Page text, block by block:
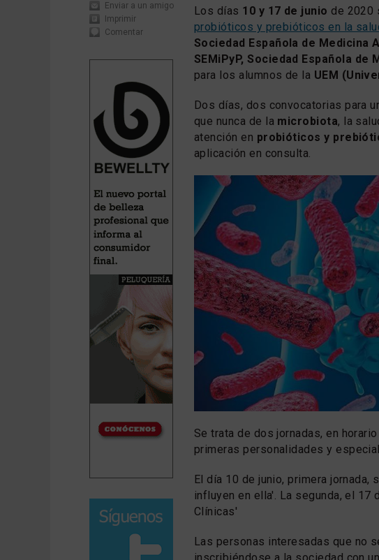
Enviar a un amigo
Imprimir
Comentar
Los días 10 y 17 de junio de 2020
probióticos y prebióticos en la
Sociedad Española de
SEMiPyP, Sociedad Española
para los alumnos de la UEM
Dos días, dos convocatorias para
que nunca de la microbiota, la
atención en probióticos y
aplicación en consulta.
Se trata de dos jornadas, en
primeras personalidades y
El día 10 de junio, primera
influyen en ella'. La segunda, el 17
Clínicas'
Las personas interesadas que no